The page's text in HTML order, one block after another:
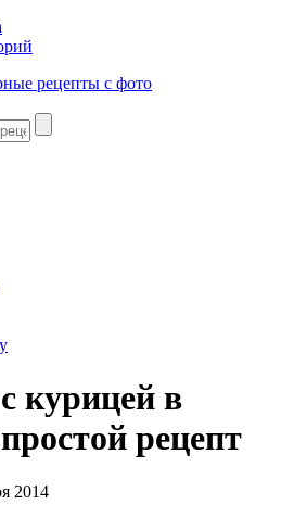
рецепты с фото
курицей в
рецепт
2014